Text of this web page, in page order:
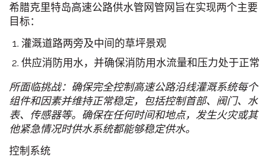
希腊克里特岛高速公路供水管网管网旨在实现两个主要
目标：
灌溉道路两旁及中间的草坪景观
供应消防用水，并确保消防用水流量和压力处于正常
所面临挑战：确保完全控制高速公路沿线灌溉系统每个
组件和因素并维持正常稳定，包括控制首部、阀门、水
表、传感器等。确保在任何时间和地点，发生火灾或其
他紧急情况时供水系统都能够稳定供水。
控制系统